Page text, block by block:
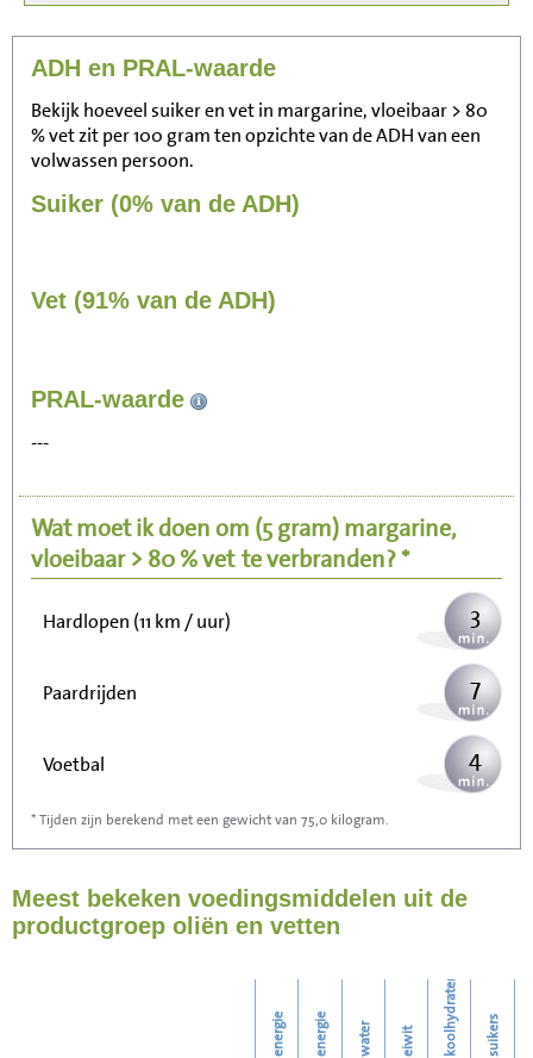
ADH en PRAL-waarde
Bekijk hoeveel suiker en vet in margarine, vloeibaar > 80
% vet zit per 100 gram ten opzichte van de ADH van een
volwassen persoon.
Suiker (0% van de ADH)
Vet (91% van de ADH)
PRAL-waarde
---
Wat moet ik doen om (5 gram)margarine,
vloeibaar > 80 % vet te verbranden? *
Zitten, tv kijken
Wandelen (5 km/uur)
Hardlopen (11 km / uur) 3
Paardrijden 7
Voetbal 4
Stofzuigen
Strijken 13
15
* Tijden zijn berekend met een gewicht van 75,0 kilogram.
Meest bekeken voedingsmiddelen uit de
productgroep oliën en vetten
energie energie water eiwit koolhydraten suikers